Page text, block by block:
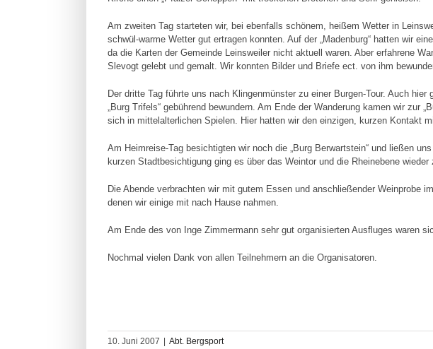
Am zweiten Tag starteten wir, bei ebenfalls schönem, heißem Wetter in
schwül-warme Wetter gut ertragen konnten. Auf der „Madenburg“ hatten wir
da die Karten der Gemeinde Leinsweiler nicht aktuell waren. Aber erfahrene
Slevogt gelebt und gemalt. Wir konnten Bilder und Briefe ect. von ihm
Der dritte Tag führte uns nach Klingenmünster zu einer Burgen-Tour. Auch
„Burg Trifels“ gebührend bewundern. Am Ende der Wanderung kamen wir zur
sich in mittelalterlichen Spielen. Hier hatten wir den einzigen, kurzen Kontakt
Am Heimreise-Tag besichtigten wir noch die „Burg Berwartstein“ und ließen
kurzen Stadtbesichtigung ging es über das Weintor und die Rheinebene wieder
Die Abende verbrachten wir mit gutem Essen und anschließender Weinprobe
denen wir einige mit nach Hause nahmen.
Am Ende des von Inge Zimmermann sehr gut organisierten Ausfluges waren
Nochmal vielen Dank von allen Teilnehmern an die Organisatoren.
10. Juni 2007 Abt. Bergsport